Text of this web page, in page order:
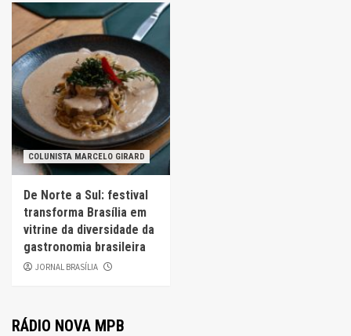
COLUNISTA MARCELO GIRARD
De Norte a Sul: festival
transforma Brasília em
vitrine da diversidade da
gastronomia brasileira
JORNAL BRASÍLIA
RÁDIO NOVA MPB